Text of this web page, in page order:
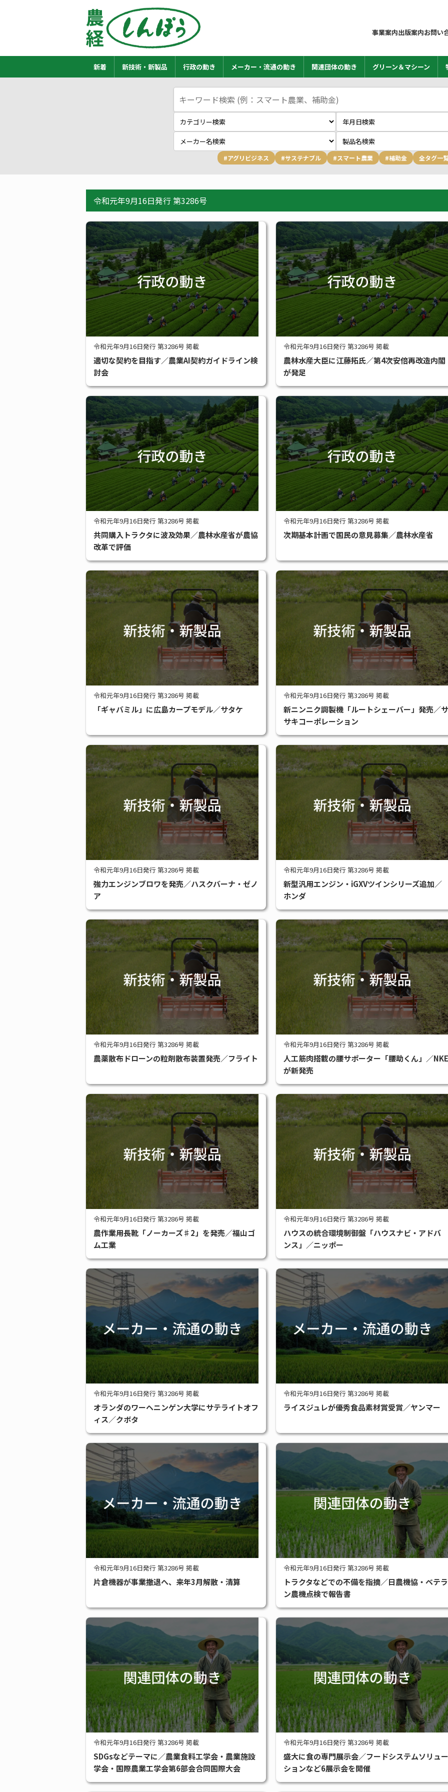
事業案内出版案内お問い
新着 新技術・新製品 行政の動き メーカー・流通の動き 関連団体の動き グリーン＆マシーン
#アグリビジネス #サステナブル #スマート農業 #補助金 全タグ一
令和元年9月16日発行 第3286号
令和元年9月16日発行 第3286号 掲載
適切な契約を目指す／農業AI契約ガイドライン検
討会
令和元年9月16日発行 第3286号 掲載
農林水産大臣に江藤拓氏／第4次安倍再改造内閣
が発足
令和元年9月16日発行 第3286号 掲載
共同購入トラクタに波及効果／農林水産省が農協
改革で評価
令和元年9月16日発行 第3286号 掲載
次期基本計画で国民の意見募集／農林水産省
令和元年9月16日発行 第3286号 掲載
「ギャバミル」に広島カープモデル／サタケ
令和元年9月16日発行 第3286号 掲載
新ニンニク調製機「ルートシェーバー」発売／サ
サキコーポレーション
令和元年9月16日発行 第3286号 掲載
強力エンジンブロワを発売／ハスクバーナ・ゼノ
ア
令和元年9月16日発行 第3286号 掲載
新型汎用エンジン・iGXVツインシリーズ追加／
ホンダ
令和元年9月16日発行 第3286号 掲載
農薬散布ドローンの粒剤散布装置発売／フライト
令和元年9月16日発行 第3286号 掲載
人工筋肉搭載の腰サポーター「腰助くん」／NKE
が新発売
令和元年9月16日発行 第3286号 掲載
農作業用長靴「ノーカーズ♯2」を発売／福山ゴ
ム工業
令和元年9月16日発行 第3286号 掲載
ハウスの統合環境制御盤「ハウスナビ・アドバ
ンス」／ニッポー
令和元年9月16日発行 第3286号 掲載
オランダのワーヘニンゲン大学にサテライトオフ
ィス／クボタ
令和元年9月16日発行 第3286号 掲載
ライスジュレが優秀食品素材賞受賞／ヤンマー
令和元年9月16日発行 第3286号 掲載
片倉機器が事業撤退へ、来年3月解散・清算
令和元年9月16日発行 第3286号 掲載
トラクタなどでの不備を指摘／日農機協・ベテラ
ン農機点検で報告書
令和元年9月16日発行 第3286号 掲載
SDGsなどテーマに／農業食料工学会・農業施設
学会・国際農業工学会第6部会合同国際大会
令和元年9月16日発行 第3286号 掲載
盛大に食の専門展示会／フードシステムソリュー
ションなど6展示会を開催